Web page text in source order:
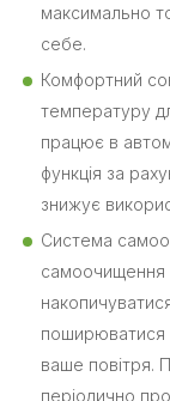
максимально
себе.
Комфортний
температуру
працює в
функція за
знижує
Система
самоочищення
поширюватися
ваше повітря.
періодично